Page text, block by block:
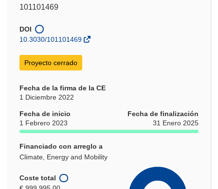
101101469
DOI
10.3030/101101469
Proyecto cerrado
Fecha de la firma de la CE
1 Diciembre 2022
Fecha de inicio
1 Febrero 2023
Fecha de finalización
31 Enero 2025
Financiado con arreglo a
Climate, Energy and Mobility
Coste total